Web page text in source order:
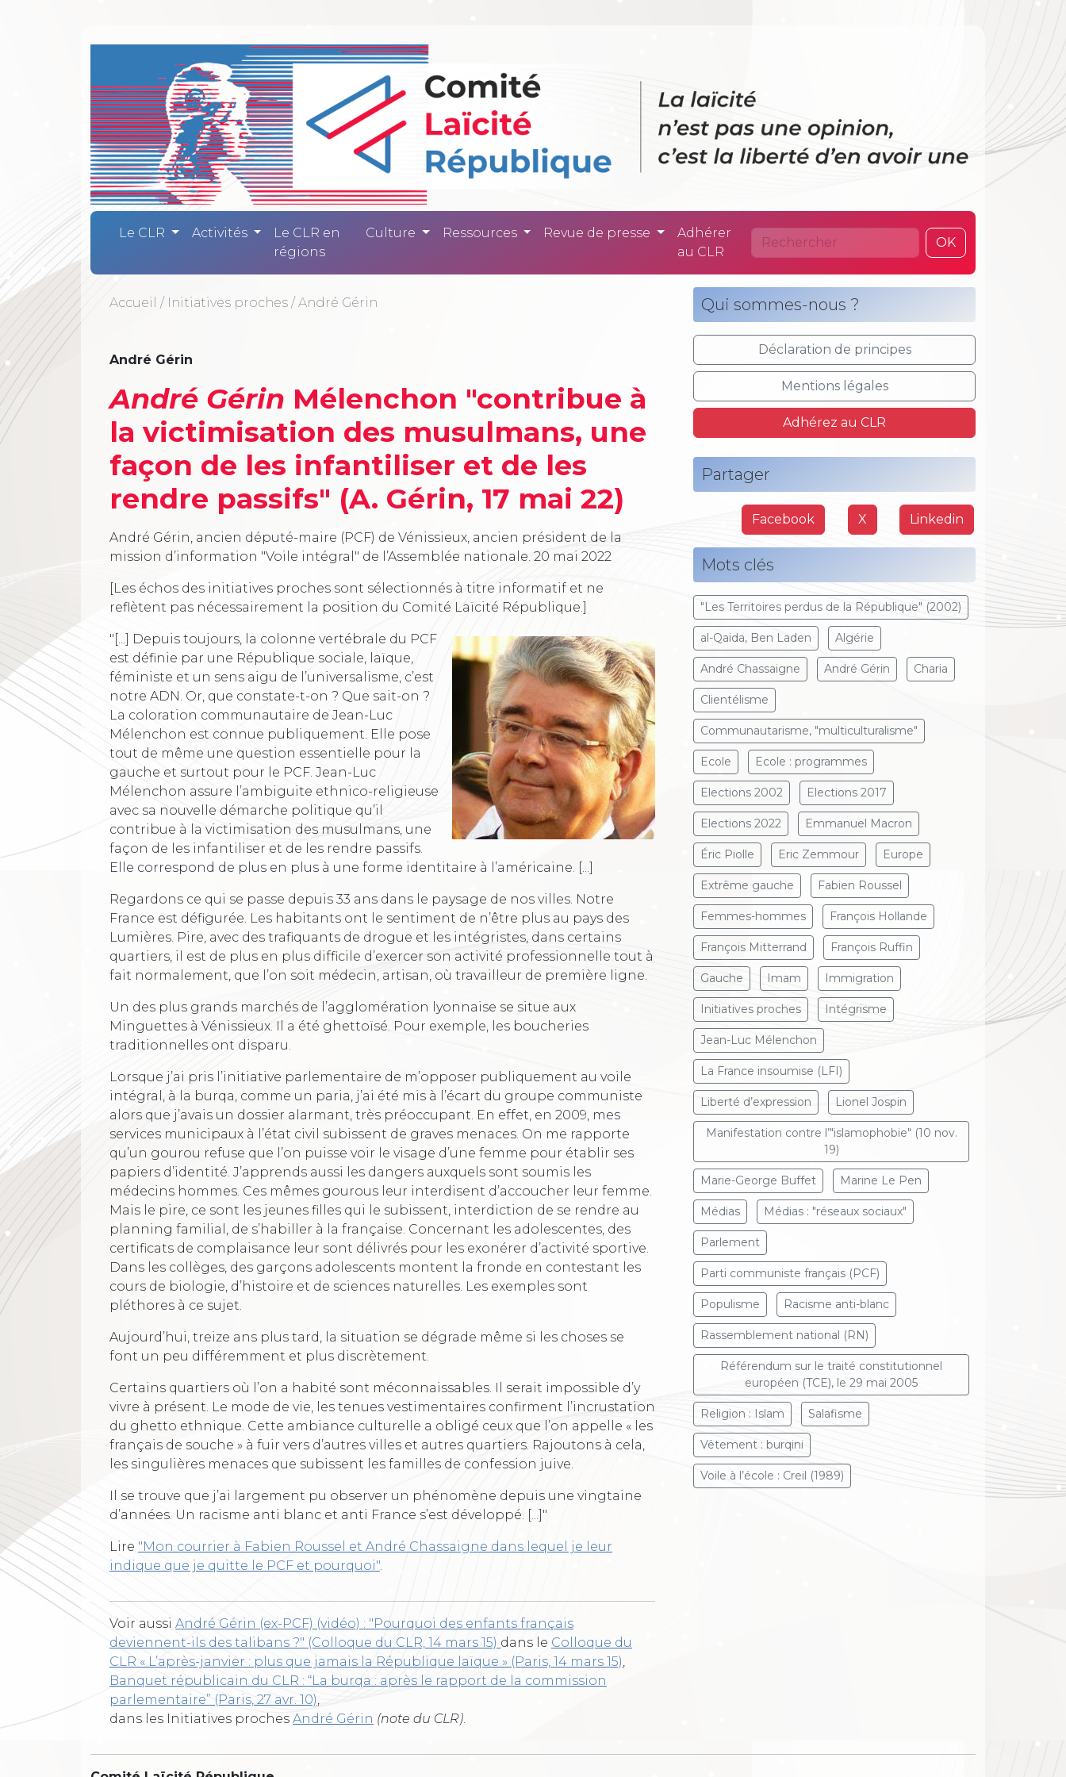
Comité Laïcité République - La laïcité
Le CLR Activités
Le CLR en
régions
Culture Ressources Revue de presse
Adhérer
au CLR
OK
Accueil / Initiatives proches / André Gérin
André Gérin
André Gérin Mélenchon "contribue à
la victimisation des musulmans, une
façon de les infantiliser et de les
rendre passifs" (A. Gérin, 17 mai 22)
André Gérin, ancien député-maire (PCF) de Vénissieux, ancien président de la
mission d’information "Voile intégral" de l’Assemblée nationale. 20 mai 2022
[Les échos des initiatives proches sont sélectionnés à titre informatif et ne
reflètent pas nécessairement la position du Comité Laïcité République.]
"[...] Depuis toujours, la colonne vertébrale du PCF
est définie par une République sociale, laïque,
féministe et un sens aigu de l’universalisme, c’est
notre ADN. Or, que constate-t-on ? Que sait-on ?
La coloration communautaire de Jean-Luc
Mélenchon est connue publiquement. Elle pose
tout de même une question essentielle pour la
gauche et surtout pour le PCF. Jean-Luc
Mélenchon assure l’ambiguite ethnico-religieuse
avec sa nouvelle démarche politique qu’il
contribue à la victimisation des musulmans, une
façon de les infantiliser et de les rendre passifs.
Elle correspond de plus en plus à une forme identitaire à l’américaine. [...]
Regardons ce qui se passe depuis 33 ans dans le paysage de nos villes. Notre
France est défigurée. Les habitants ont le sentiment de n’être plus au pays des
Lumières. Pire, avec des trafiquants de drogue et les intégristes, dans certains
quartiers, il est de plus en plus difficile d’exercer son activité professionnelle tout à
fait normalement, que l’on soit médecin, artisan, où travailleur de première ligne.
Un des plus grands marchés de l’agglomération lyonnaise se situe aux
Minguettes à Vénissieux. Il a été ghettoïsé. Pour exemple, les boucheries
traditionnelles ont disparu.
Lorsque j’ai pris l’initiative parlementaire de m’opposer publiquement au voile
intégral, à la burqa, comme un paria, j’ai été mis à l’écart du groupe communiste
alors que j’avais un dossier alarmant, très préoccupant. En effet, en 2009, mes
services municipaux à l’état civil subissent de graves menaces. On me rapporte
qu’un gourou refuse que l’on puisse voir le visage d’une femme pour établir ses
papiers d’identité. J’apprends aussi les dangers auxquels sont soumis les
médecins hommes. Ces mêmes gourous leur interdisent d’accoucher leur femme.
Mais le pire, ce sont les jeunes filles qui le subissent, interdiction de se rendre au
planning familial, de s’habiller à la française. Concernant les adolescentes, des
certificats de complaisance leur sont délivrés pour les exonérer d’activité sportive.
Dans les collèges, des garçons adolescents montent la fronde en contestant les
cours de biologie, d’histoire et de sciences naturelles. Les exemples sont
pléthores à ce sujet.
Aujourd’hui, treize ans plus tard, la situation se dégrade même si les choses se
font un peu différemment et plus discrètement.
Certains quartiers où l’on a habité sont méconnaissables. Il serait impossible d’y
vivre à présent. Le mode de vie, les tenues vestimentaires confirment l’incrustation
du ghetto ethnique. Cette ambiance culturelle a obligé ceux que l’on appelle « les
français de souche » à fuir vers d’autres villes et autres quartiers. Rajoutons à cela,
les singulières menaces que subissent les familles de confession juive.
Il se trouve que j’ai largement pu observer un phénomène depuis une vingtaine
d’années. Un racisme anti blanc et anti France s’est développé. [...]"
Lire "Mon courrier à Fabien Roussel et André Chassaigne dans lequel je leur
indique que je quitte le PCF et pourquoi".
Voir aussi André Gérin (ex-PCF) (vidéo) : "Pourquoi des enfants français
deviennent-ils des talibans ?" (Colloque du CLR, 14 mars 15) dans le Colloque du
CLR « L’après-janvier : plus que jamais la République laïque » (Paris, 14 mars 15),
Banquet républicain du CLR : “La burqa : après le rapport de la commission
parlementaire” (Paris, 27 avr. 10),
dans les Initiatives proches André Gérin (note du CLR).
Qui sommes-nous ?
Déclaration de principes
Mentions légales
Adhérez au CLR
Partager
Facebook X Linkedin
Mots clés
"Les Territoires perdus de la République" (2002)
al-Qaida, Ben Laden Algérie
André Chassaigne André Gérin Charia
Clientélisme
Communautarisme, "multiculturalisme"
Ecole Ecole : programmes
Elections 2002 Elections 2017
Elections 2022 Emmanuel Macron
Éric Piolle Eric Zemmour Europe
Extrême gauche Fabien Roussel
Femmes-hommes François Hollande
François Mitterrand François Ruffin
Gauche Imam Immigration
Initiatives proches Intégrisme
Jean-Luc Mélenchon
La France insoumise (LFI)
Liberté d’expression Lionel Jospin
Manifestation contre l’"islamophobie" (10 nov.
19)
Marie-George Buffet Marine Le Pen
Médias Médias : "réseaux sociaux"
Parlement
Parti communiste français (PCF)
Populisme Racisme anti-blanc
Rassemblement national (RN)
Référendum sur le traité constitutionnel
européen (TCE), le 29 mai 2005
Religion : Islam Salafisme
Vêtement : burqini
Voile à l’école : Creil (1989)